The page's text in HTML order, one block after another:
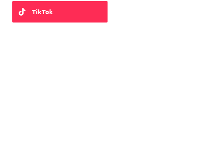
TikTok